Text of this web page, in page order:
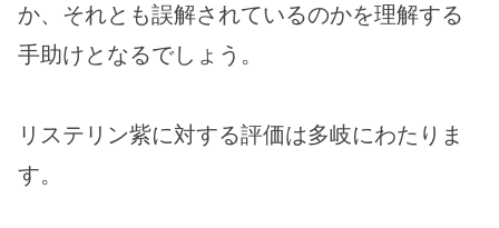
か、それとも誤解されているのかを理解する
手助けとなるでしょう。
リステリン紫に対する評価は多岐にわたりま
す。